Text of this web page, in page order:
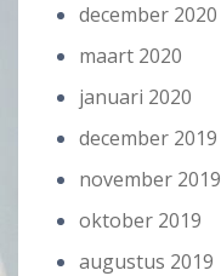
december 2020
maart 2020
januari 2020
december 2019
november 2019
oktober 2019
augustus 2019